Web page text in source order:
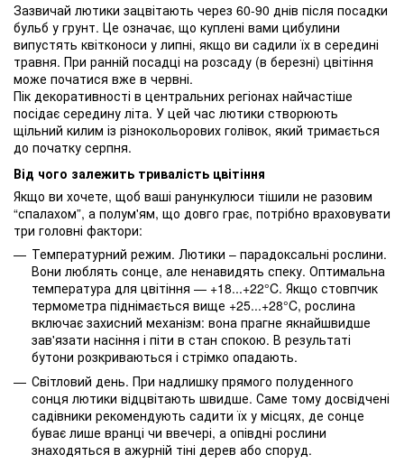
Зазвичай лютики зацвітають через 60-90 днів після посадки
бульб у грунт. Це означає, що куплені вами цибулини
випустять квітконоси у липні, якщо ви садили їх в середині
травня. При ранній посадці на розсаду (в березні) цвітіння
може початися вже в червні.
Пік декоративності в центральних регіонах найчастіше
посідає середину літа. У цей час лютики створюють
щільний килим із різнокольорових голівок, який тримається
до початку серпня.
Від чого залежить тривалість цвітіння
Якщо ви хочете, щоб ваші ранункулюси тішили не разовим
“спалахом”, а полум'ям, що довго грає, потрібно враховувати
три головні фактори:
Температурний режим. Лютики – парадоксальні рослини.
Вони люблять сонце, але ненавидять спеку. Оптимальна
температура для цвітіння — +18...+22°C. Якщо стовпчик
термометра піднімається вище +25...+28°C, рослина
включає захисний механізм: вона прагне якнайшвидше
зав'язати насіння і піти в стан спокою. В результаті
бутони розкриваються і стрімко опадають.
Світловий день. При надлишку прямого полуденного
сонця лютики відцвітають швидше. Саме тому досвідчені
садівники рекомендують садити їх у місцях, де сонце
буває лише вранці чи ввечері, а опівдні рослини
знаходяться в ажурній тіні дерев або споруд.